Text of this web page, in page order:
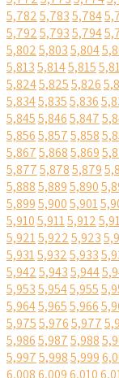
5,7825,7835,784
5,7925,7935,794
5,8025,8035,804
5,8135,8145,815
5,8245,8255,826
5,8345,8355,836
5,8455,8465,847
5,8565,8575,858
5,8675,8685,869
5,8775,8785,879
5,8885,8895,890
5,8995,9005,901
5,9105,9115,912
5,9215,9225,923
5,9315,9325,933
5,9425,9435,944
5,9535,9545,955
5,9645,9655,966
5,9755,9765,977
5,9865,9875,988
5,9975,9985,999